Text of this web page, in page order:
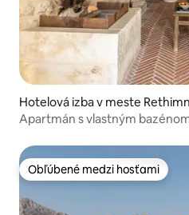
Hotelová izba v meste
Apartmán s vlastným
Obľúbené medzi hosťami
Obľúbené medzi hosťami